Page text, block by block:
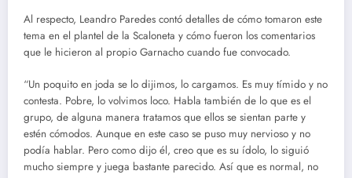
Al respecto, Leandro Paredes contó detalles de cómo tomaron este
tema en el plantel de la Scaloneta y cómo fueron los comentarios
que le hicieron al propio Garnacho cuando fue convocado.
“Un poquito en joda se lo dijimos, lo cargamos. Es muy tímido y no
contesta. Pobre, lo volvimos loco. Habla también de lo que es el
grupo, de alguna manera tratamos que ellos se sientan parte y
estén cómodos. Aunque en este caso se puso muy nervioso y no
podía hablar. Pero como dijo él, creo que es su ídolo, lo siguió
mucho siempre y juega bastante parecido. Así que es normal, no